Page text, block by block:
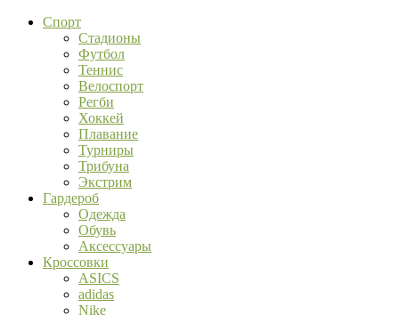
Спорт
Стадионы
Футбол
Теннис
Велоспорт
Регби
Хоккей
Плавание
Турниры
Трибуна
Экстрим
Гардероб
Одежда
Обувь
Аксессуары
Кроссовки
ASICS
adidas
Nike